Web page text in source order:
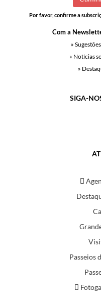
Por favor, confirme a
Com a
»
» Notícias
»
SIGA-
Passeios